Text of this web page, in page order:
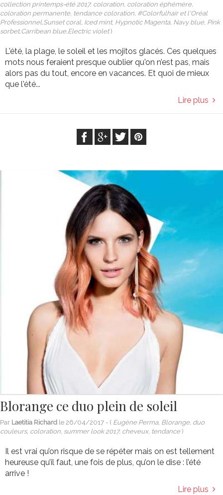
collection printemps-été 2017, coloration, coloration éphémère,
coloration permanente, tendance coloration, #Colorfulhair et l'Oréal
Professionnel,Sunset coral, Iced mint, Hypnotic Magenta, Navy blue, Pink
sorbet,Carribean blue,Electric violet)
L'été, la plage, le soleil et les mojitos glacés. Ces quelques
mots nous feraient presque oublier qu'on n’est pas, mais
alors pas du tout, encore en vacances. Et quoi de mieux
que l'été...
Lire plus
Blorange ce duo plein de soleil
Par Laetitia Richard le 26/04/2017 - ( Eugène Perma, Blorange, duo
couleurs, coloration, summer look 2017, cheveux, tendance )
Il est vrai qu’on risque de se répéter mais on est tellement
heureuse qu’il faut, une fois de plus, qu’on le dise : l’été
arrive !
Lire plus